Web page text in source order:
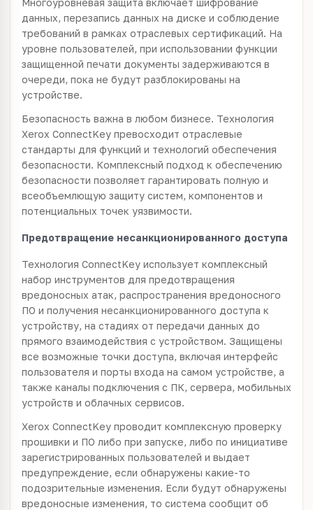
данных, перезапись данных на диске и соблюдение
требований в рамках отраслевых сертификаций. На
уровне пользователей, при использовании функции
защищенной печати документы задерживаются в
очереди, пока не будут разблокированы на
устройстве.
Безопасность важна в любом бизнесе. Технология
Xerox ConnectKey превосходит отраслевые
стандарты для функций и технологий обеспечения
безопасности. Комплексный подход к обеспечению
безопасности позволяет гарантировать полную и
всеобъемлющую защиту систем, компонентов и
потенциальных точек уязвимости.
Предотвращение несанкционированного доступа
Технология ConnectKey использует комплексный
набор инструментов для предотвращения
вредоносных атак, распространения вредоносного
ПО и получения несанкционированного доступа к
устройству, на стадиях от передачи данных до
прямого взаимодействия с устройством. Защищены
все возможные точки доступа, включая интерфейс
пользователя и порты входа на самом устройстве, а
также каналы подключения с ПК, сервера, мобильных
устройств и облачных сервисов.
Xerox ConnectKey проводит комплексную проверку
прошивки и ПО либо при запуске, либо по инициативе
зарегистрированных пользователей и выдает
предупреждение, если обнаружены какие-то
подозрительные изменения. Если будут обнаружены
вредоносные изменения, то система сообщит об